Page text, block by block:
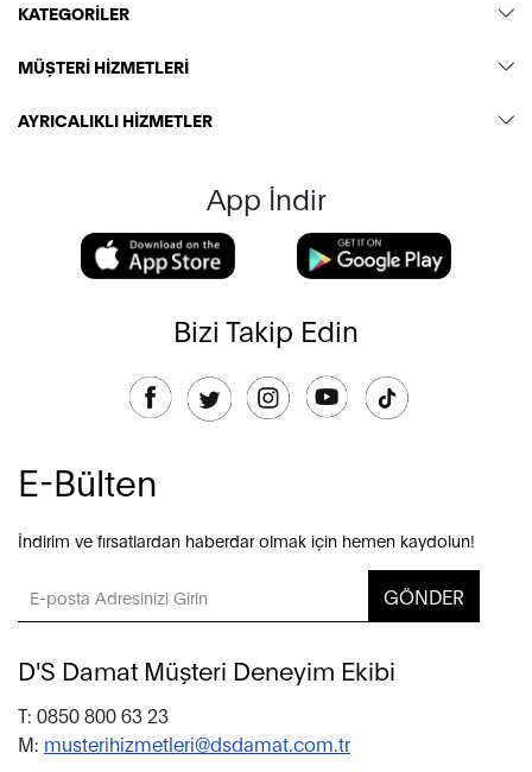
KATEGORİLER
MÜŞTERİ HİZMETLERİ
AYRICALIKLI HİZMETLER
App İndir
Bizi Takip Edin
E-Bülten
İndirim ve fırsatlardan haberdar olmak için hemen kaydolun!
GÖNDER
D'S Damat Müşteri Deneyim Ekibi
T: 0850 800 63 23
M: musterihizmetleri@dsdamat.com.tr